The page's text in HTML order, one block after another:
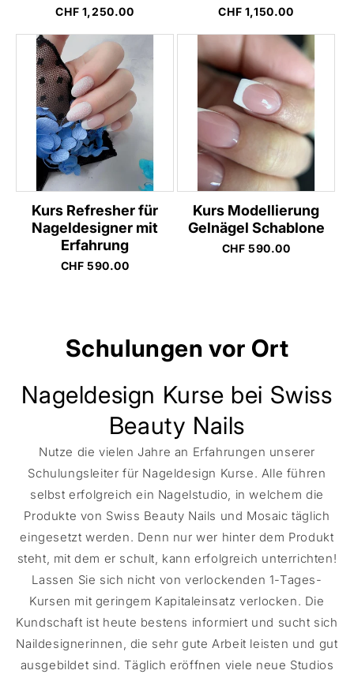
Normaler
CHF 1,250.00
Normaler
CHF 1,150.00
Kurs Refresher für
Nageldesigner mit
Erfahrung
Normaler
CHF 590.00
Kurs Modellierung
Gelnägel Schablone
Normaler
CHF 590.00
Schulungen vor Ort
Nageldesign Kurse bei Swiss
Beauty Nails
Nutze die vielen Jahre an Erfahrungen unserer
Schulungsleiter für Nageldesign Kurse. Alle führen
selbst erfolgreich ein Nagelstudio, in welchem die
Produkte von Swiss Beauty Nails und Mosaic täglich
eingesetzt werden. Denn nur wer hinter dem Produkt
steht, mit dem er schult, kann erfolgreich unterrichten!
Lassen Sie sich nicht von verlockenden 1-Tages-
Kursen mit geringem Kapitaleinsatz verlocken. Die
Kundschaft ist heute bestens informiert und sucht sich
Naildesignerinnen, die sehr gute Arbeit leisten und gut
ausgebildet sind. Täglich eröffnen viele neue Studios